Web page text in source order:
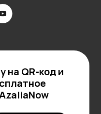
на QR-код и